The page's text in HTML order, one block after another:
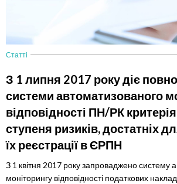
Статті
З 1 липня 2017 року діє
системи автоматизованого
відповідності ПН/РК
ступеня ризиків, достатніх
їх реєстрації в ЄРПН
З 1 квітня 2017 року запроваджено систему
моніторингу відповідності податкових